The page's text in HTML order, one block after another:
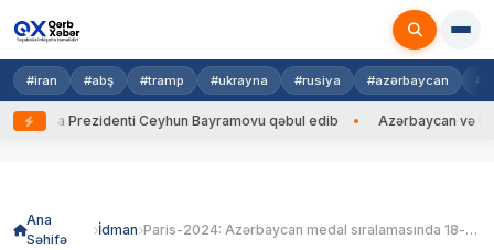
#iran #abş #tramp #ukrayna #rusiya #azərbaycan
Prezidenti Ceyhun Bayramovu qəbul edib Azərbaycan və
Ana
Səhifə
İdman Paris-2024: Azərbaycan medal sıralamasında 18-ci pillədə qərarlaşıb